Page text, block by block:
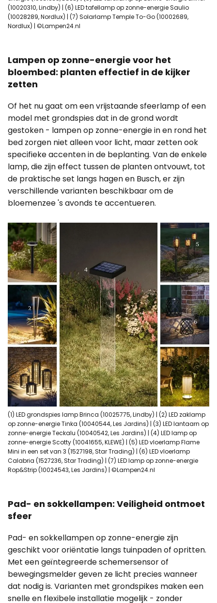
(10020310, Lindby) | (6) LED tafellamp op zonne-energie Saulio
(10028289, Nordlux) | (7) Solarlamp Temple To-Go (10002689,
Nordlux) | ©Lampen24.nl
Lampen op zonne-energie voor het
bloembed: planten effectief in de kijker
zetten
Of het nu gaat om een vrijstaande sfeerlamp of een
model met grondspies dat in de grond wordt
gestoken - lampen op zonne-energie in en rond het
bed zorgen niet alleen voor licht, maar zetten ook
specifieke accenten in de beplanting. Van de enkele
lamp, die zijn effect tussen de planten ontvouwt, tot
de praktische set langs hagen en Busch, er zijn
verschillende varianten beschikbaar om de
bloemenzee 's avonds te accentueren.
(1) LED grondspies lamp Brinca (10025775, Lindby) | (2) LED zaklamp
op zonne-energie Tinka (10040544, Les Jardins) | (3) LED lantaarn op
zonne-energie Teckalu (10040542, Les Jardins) | (4) LED lamp op
zonne-energie Scotty (10041655, KLEWE) | (5) LED vloerlamp Flame
Mini in een set van 3 (1527198, Star Trading) | (6) LED vloerlamp
Calabria (1527236, Star Trading) | (7) LED lamp op zonne-energie
Rop&Strip (10024543, Les Jardins) | ©Lampen24.nl
Pad- en sokkellampen: Veiligheid ontmoet
sfeer
Pad- en sokkellampen op zonne-energie zijn
geschikt voor oriëntatie langs tuinpaden of opritten.
Met een geïntegreerde schemersensor of
bewegingsmelder geven ze licht precies wanneer
dat nodig is. Varianten met grondspikes maken een
snelle en flexibele installatie mogelijk - zonder